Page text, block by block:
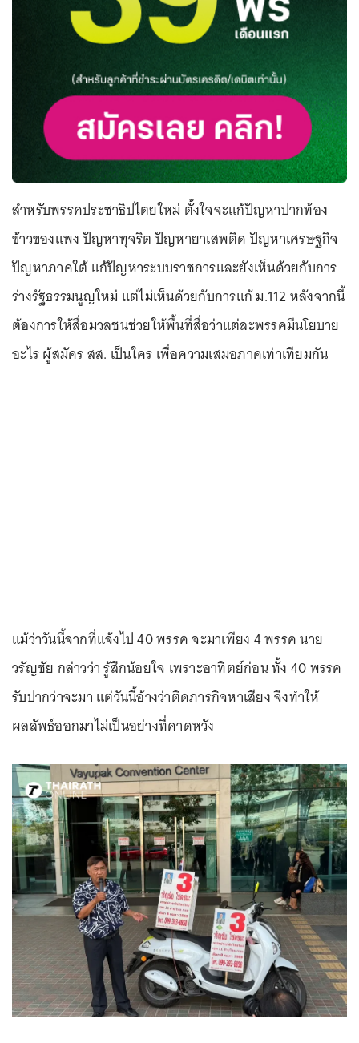
สำหรับพรรคประชาธิปไตยใหม่ ตั้งใจจะแก้ปัญหาปากท้อง
ข้าวของแพง ปัญหาทุจริต ปัญหายาเสพติด ปัญหาเศรษฐกิจ
ปัญหาภาคใต้ แก้ปัญหาระบบราชการและยังเห็นด้วยกับการ
ร่างรัฐธรรมนูญใหม่ แต่ไม่เห็นด้วยกับการแก้ ม.112 หลังจากนี้
ต้องการให้สื่อมวลชนช่วยให้พื้นที่สื่อว่าแต่ละพรรคมีนโยบาย
อะไร ผู้สมัคร สส. เป็นใคร เพื่อความเสมอภาคเท่าเทียมกัน
แม้ว่าวันนี้จากที่แจ้งไป 40 พรรค จะมาเพียง 4 พรรค นาย
วรัญชัย กล่าวว่า รู้สึกน้อยใจ เพราะอาทิตย์ก่อน ทั้ง 40 พรรค
รับปากว่าจะมา แต่วันนี้อ้างว่าติดภารกิจหาเสียง จึงทำให้
ผลลัพธ์ออกมาไม่เป็นอย่างที่คาดหวัง